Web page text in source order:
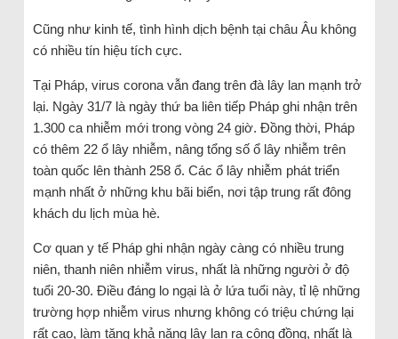
Cũng như kinh tế, tình hình dịch bệnh tại châu Âu không
có nhiều tín hiệu tích cực.
Tại Pháp, virus corona vẫn đang trên đà lây lan mạnh trở
lại. Ngày 31/7 là ngày thứ ba liên tiếp Pháp ghi nhận trên
1.300 ca nhiễm mới trong vòng 24 giờ. Đồng thời, Pháp
có thêm 22 ổ lây nhiễm, nâng tổng số ổ lây nhiễm trên
toàn quốc lên thành 258 ổ. Các ổ lây nhiễm phát triển
mạnh nhất ở những khu bãi biển, nơi tập trung rất đông
khách du lịch mùa hè.
Cơ quan y tế Pháp ghi nhận ngày càng có nhiều trung
niên, thanh niên nhiễm virus, nhất là những người ở độ
tuổi 20-30. Điều đáng lo ngại là ở lứa tuổi này, tỉ lệ những
trường hợp nhiễm virus nhưng không có triệu chứng lại
rất cao, làm tăng khả năng lây lan ra cộng đồng, nhất là